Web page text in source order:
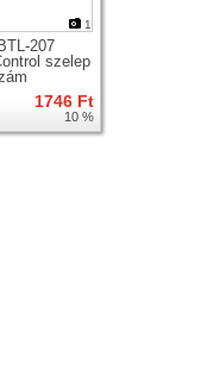
1
207
szelep
1746 Ft
10 %